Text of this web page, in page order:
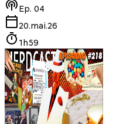
Ep. 04
20.mai.26
1h59